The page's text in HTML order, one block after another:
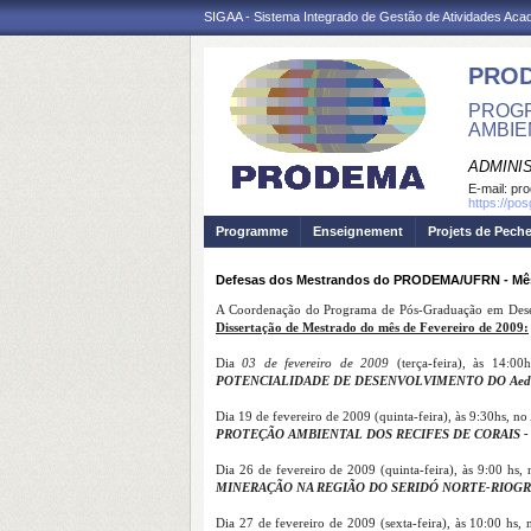
SIGAA - Sistema Integrado de Gestão de Atividades
E-mail:
https://
Programme
Enseignement Projets de
Defesas dos Mestrandos do PRODEMA/UFRN -
A Coordenação do Programa de Pós-Graduação em
Dissertação de Mestrado do mês de Fevereiro de 2009:
Dia03 de fevereiro de 2009 (terça-feira), às
POTENCIALIDADE DE DESENVOLVIMENTO DO
Dia 19 de fevereiro de 2009 (quinta-feira), às 9:30hs,
PROTEÇÃO AMBIENTAL DOS RECIFES DE CORAIS -
Dia 26 de fevereiro de 2009 (quinta-feira), às 9:00 hs,
MINERAÇÃO NA REGIÃO DO SERIDÓ NORTE-
Dia 27 de fevereiro de 2009 (sexta-feira), às 10:00